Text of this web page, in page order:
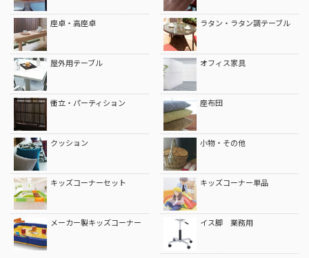
座卓・高座卓 ラタン・ラタン調テーブル
屋外用テーブル オフィス家具
衝立・パーティション 座布団
クッション 小物・その他
キッズコーナーセット キッズコーナー単品
メーカー製キッズコーナー イス脚 業務用